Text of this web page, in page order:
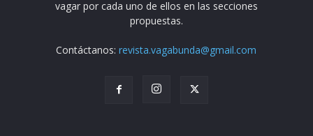
vagar por cada uno de ellos en las secciones
propuestas.
Contáctanos:revista.vagabunda@gmail.com